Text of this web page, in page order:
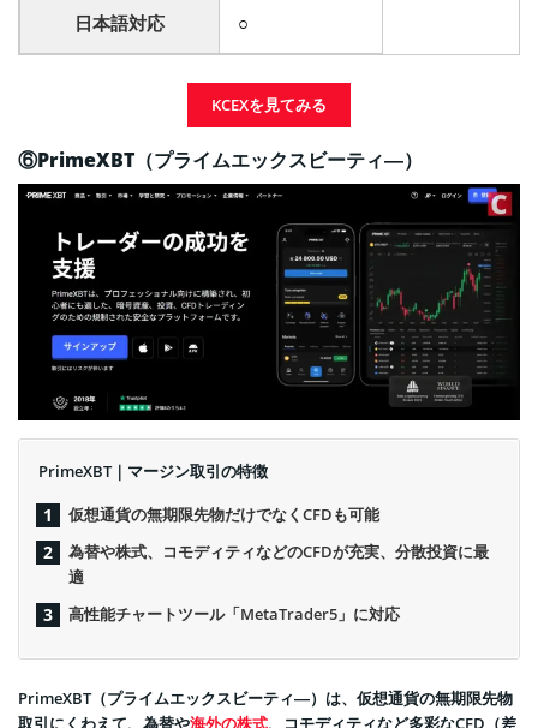
日本語対応 ○
KCEXを見てみる
⑥PrimeXBT（プライムエックスビーティ―）
PrimeXBT｜マージン取引の特徴
仮想通貨の無期限先物だけでなくCFDも可能
為替や株式、コモディティなどのCFDが充実、分散投資に最
適
高性能チャートツール「MetaTrader5」に対応
PrimeXBT（プライムエックスビーティ―）は、仮想通貨の無期限先物
取引にくわえて、為替や海外の株式、コモディティなど多彩なCFD（差